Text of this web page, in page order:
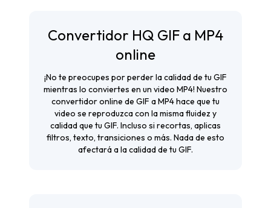
Convertidor HQ GIF a MP4
online
¡No te preocupes por perder la calidad de tu GIF
mientras lo conviertes en un video MP4! Nuestro
convertidor online de GIF a MP4 hace que tu
video se reproduzca con la misma fluidez y
calidad que tu GIF. Incluso si recortas, aplicas
filtros, texto, transiciones o más. Nada de esto
afectará a la calidad de tu GIF.